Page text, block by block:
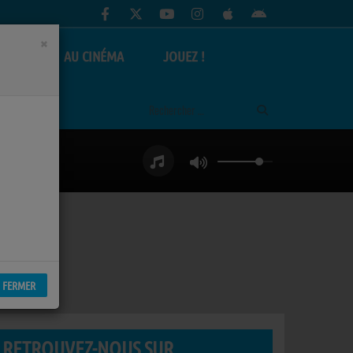
AU CINÉMA JOUEZ !
RETROUVEZ-NOUS SUR
×
FERMER